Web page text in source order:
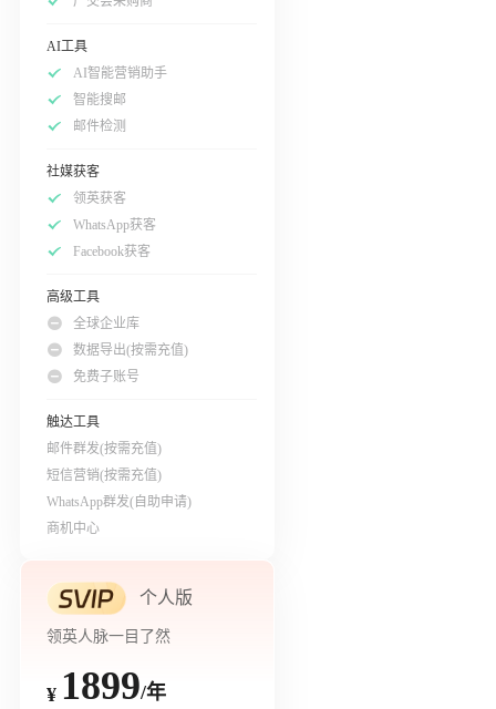
AI工具
AI智能营销助手
智能搜邮
邮件检测
社媒获客
领英获客
WhatsApp获客
Facebook获客
高级工具
全球企业库
数据导出(按需充值)
免费子账号
触达工具
邮件群发(按需充值)
短信营销(按需充值)
WhatsApp群发(自助申请)
商机中心
个人版
领英人脉一目了然
¥ 1899/年